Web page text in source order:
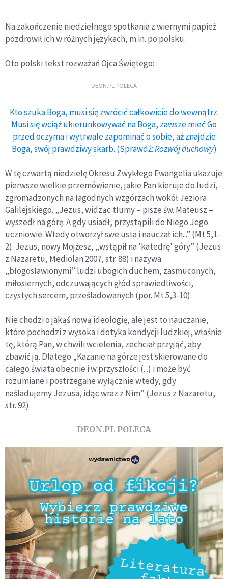
Na zakończenie niedzielnego spotkania z wiernymi papież
pozdrowił ich w różnych językach, m.in. po polsku.
Oto polski tekst rozważań Ojca Świętego:
DEON.PL POLECA
Kto szuka Boga, musi się zwrócić całkowicie do wewnątrz.
Musi się wciąż ukierunkowywać na Boga, zawsze mieć Go
przed oczyma i wytrwale zapominać o sobie, aż znajdzie
Boga, swój prawdziwy skarb. (Sprawdź:Rozwój duchowy)
W tę czwartą niedzielę Okresu Zwykłego Ewangelia ukazuje
pierwsze wielkie przemówienie, jakie Pan kieruje do ludzi,
zgromadzonych na łagodnych wzgórzach wokół Jeziora
Galilejskiego. „Jezus, widząc tłumy – pisze św. Mateusz –
wyszedł na górę. A gdy usiadł, przystąpili do Niego Jego
uczniowie. Wtedy otworzył swe usta i nauczał ich...” (Mt 5,1-
2). Jezus, nowy Mojżesz, „wstąpił na 'katedrę' góry” (Jezus
z Nazaretu, Mediolan 2007, str. 88) i nazywa
„błogosławionymi” ludzi ubogich duchem, zasmuconych,
miłosiernych, odczuwających głód sprawiedliwości,
czystych sercem, prześladowanych (por. Mt 5,3-10).
Nie chodzi o jakąś nową ideologię, ale jest to nauczanie,
które pochodzi z wysoka i dotyka kondycji ludzkiej, właśnie
tę, którą Pan, w chwili wcielenia, zechciał przyjąć, aby
zbawić ją. Dlatego „Kazanie na górze jest skierowane do
całego świata obecnie i w przyszłości (...) i może być
rozumiane i postrzegane wyłącznie wtedy, gdy
naśladujemy Jezusa, idąc wraz z Nim” (Jezus z Nazaretu,
str. 92).
DEON.PL POLECA